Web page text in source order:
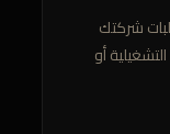
شركتك
أو